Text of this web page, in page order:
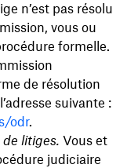
n’est pas résolu
vous ou
formelle.
de résolution
suivante :
odr.
litiges. Vous et
judiciaire